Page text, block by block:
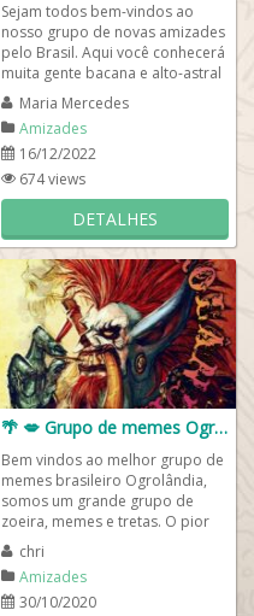
Sejam todos bem-vindos ao
nosso grupo de novas amizades
pelo Brasil. Aqui você conhecerá
muita gente bacana e alto-astral
para animar seus dias sempre
com...
Maria Mercedes
Amizades
16/12/2022
674 views
DETALHES
🌴 💋 Grupo de memes Ogrolândia 🌶️ 🐊
Bem vindos ao melhor grupo de
memes brasileiro Ogrolândia,
somos um grande grupo de
zoeira, memes e tretas. O pior
grupo do zap, cheio de
figurinhas, memes,...
chri
Amizades
30/10/2020